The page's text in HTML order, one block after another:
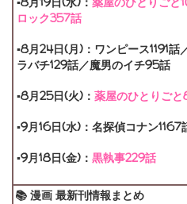
ロック357話
▪8月24日(月)：ワンピース1191
ラバチ129話／魔男のイチ95話
▪8月25日(火)： 薬屋のひとりご
▪9月16日(水)：名探偵コナン1167
▪9月18日(金)： 黒執事229話
📚 漫画 最新刊情報まとめ